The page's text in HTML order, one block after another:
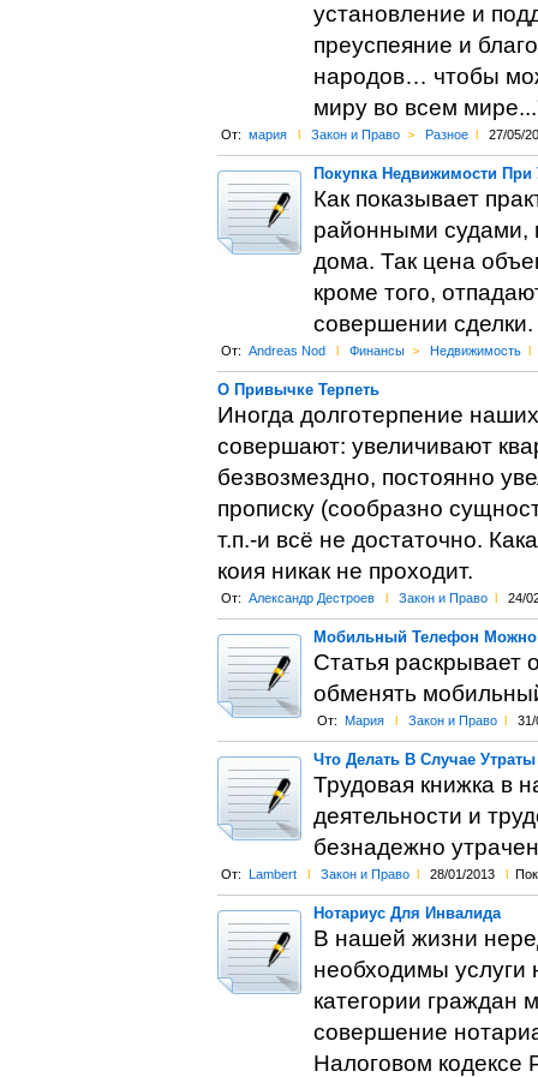
установление и
преуспеяние и
народов… чтобы
миру во всем
От: мария l Закон и Право > Разное l 27/05/
Покупка Недвижимости
Как показывает
районными судами,
дома. Так цена
кроме того,
совершении сделки.
От: Andreas Nod l Финансы > Недвижимость l
О Привычке Терпеть
Иногда долготерпение
совершают: увеличивают
безвозмездно, постоянно
прописку (сообразно
т.п.-и всё не достаточно.
коия никак не проходит.
От: Александр Дестроев l Закон и Право l 24/
Мобильный Телефон
Статья раскрывает
обменять
От: Мария l Закон и Право l 31/
Что Делать В Случае
Трудовая книжка в
деятельности и
безнадежно
От: Lambert l Закон и Право l 28/01/2013 l
Нотариус Для Инвалида
В нашей жизни
необходимы услуги
категории граждан
совершение
Налоговом кодексе